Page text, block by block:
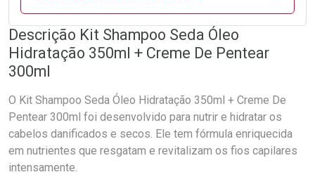
Descrição Kit Shampoo Seda Óleo
Hidratação 350ml + Creme De Pentear
300ml
O Kit Shampoo Seda Óleo Hidratação 350ml + Creme De
Pentear 300ml foi desenvolvido para nutrir e hidratar os
cabelos danificados e secos. Ele tem fórmula enriquecida
em nutrientes que resgatam e revitalizam os fios capilares
intensamente.